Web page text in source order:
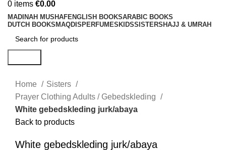
0 items €0.00
MADINAH MUSHAFENGLISH BOOKSARABIC BOOKS
DUTCH BOOKS MAQDIS PERFUMES KIDSSISTERS HAJJ & UMRAH
Home
Sisters
Prayer Clothing Adults / Gebedskleding
White gebedskleding jurk/abaya
Back to products
White gebedskleding jurk/abaya